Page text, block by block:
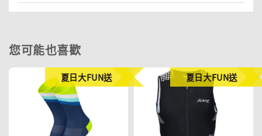
您可能也喜歡
夏日大FUN送 夏日大FUN送